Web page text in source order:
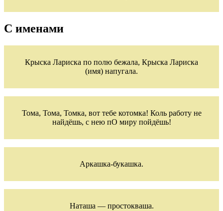
С именами
Крыска Лариска по полю бежала, Крыска Лариска
(имя) напугала.
Тома, Тома, Томка, вот тебе котомка! Коль работу не
найдёшь, с нею пО миру пойдёшь!
Аркашка-букашка.
Наташа — простокваша.